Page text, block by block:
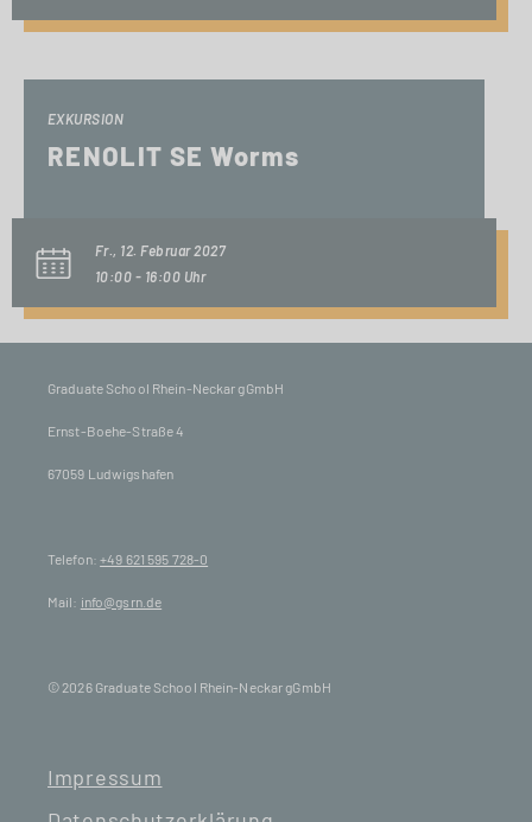
EXKURSION
RENOLIT SE Worms
Fr., 12. Februar 2027
10:00 - 16:00 Uhr
Graduate School Rhein-Neckar gGmbH
Ernst-Boehe-Straße 4
67059 Ludwigshafen
Telefon:+49 621 595 728-0
Mail: info@gsrn.de
© 2026 Graduate School Rhein-Neckar gGmbH
Impressum